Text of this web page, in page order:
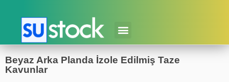
Beyaz Arka Planda İzole Edilmiş Taze
Kavunlar